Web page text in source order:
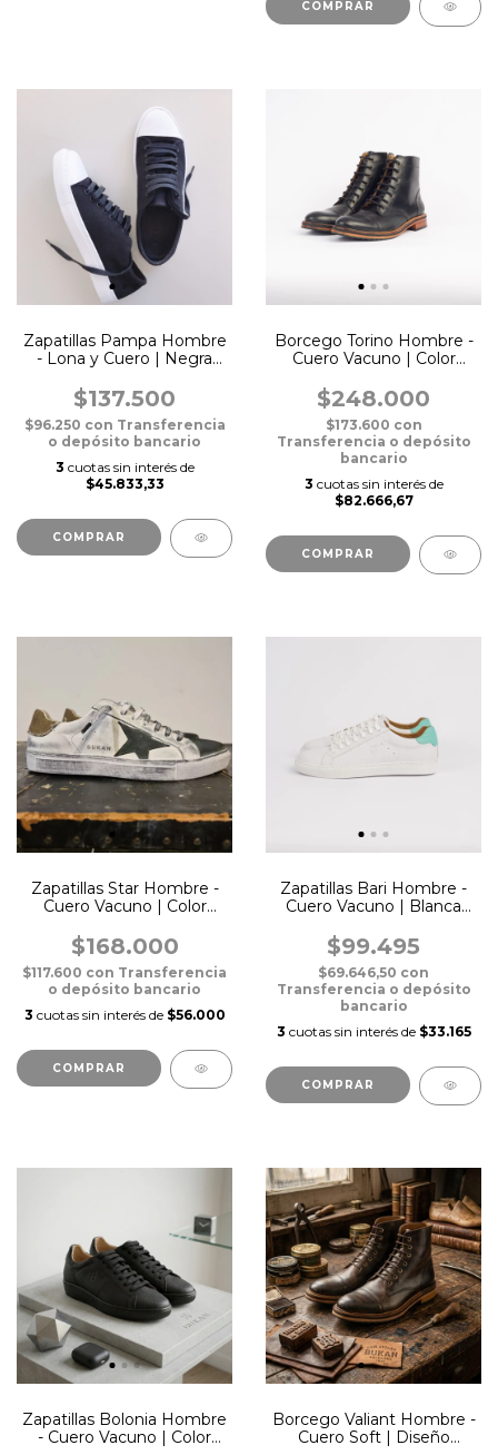
COMPRAR
Zapatillas Pampa Hombre
- Lona y Cuero | Negra
$137.500
$96.250 con Transferencia
o depósito bancario
3 cuotas sin interés de
$45.833,33
COMPRAR
Borcego Torino Hombre -
Cuero Vacuno | Color
$248.000
$173.600 con
Transferencia o depósito
bancario
3 cuotas sin interés de
$82.666,67
COMPRAR
Zapatillas Star Hombre -
Cuero Vacuno | Color
$168.000
$117.600 con Transferencia
o depósito bancario
3 cuotas sin interés de $56.000
COMPRAR
Zapatillas Bari Hombre -
Cuero Vacuno | Blanca
$99.495
$69.646,50 con
Transferencia o depósito
bancario
3 cuotas sin interés de $33.165
COMPRAR
Zapatillas Bolonia Hombre
- Cuero Vacuno | Color
Borcego Valiant Hombre -
Cuero Soft | Diseño